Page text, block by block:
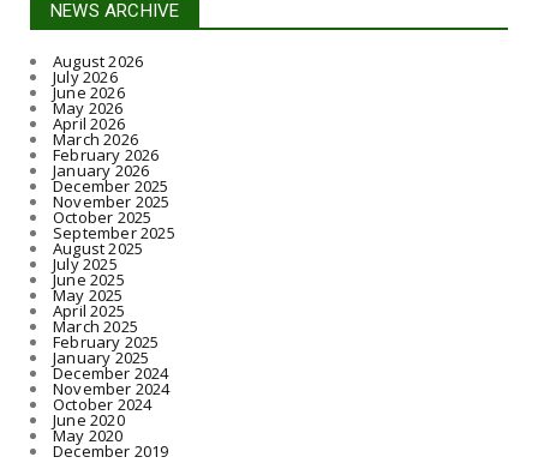
NEWS ARCHIVE
August 2026
July 2026
June 2026
May 2026
April 2026
March 2026
February 2026
January 2026
December 2025
November 2025
October 2025
September 2025
August 2025
July 2025
June 2025
May 2025
April 2025
March 2025
February 2025
January 2025
December 2024
November 2024
October 2024
June 2020
May 2020
December 2019